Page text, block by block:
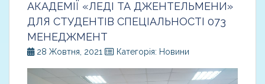
АКАДЕМІЇ «ЛЕДІ ТА ДЖЕНТЕЛЬМЕНИ»
ДЛЯ СТУДЕНТІВ СПЕЦІАЛЬНОСТІ 073
МЕНЕДЖМЕНТ
28 Жовтня, 2021 Категорія: Новини